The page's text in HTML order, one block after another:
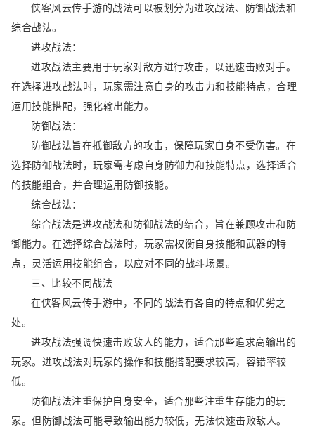
侠客风云传手游的战法可以被划分为进攻战法、防御战法和
综合战法。
进攻战法：
进攻战法主要用于玩家对敌方进行攻击，以迅速击败对手。
在选择进攻战法时，玩家需注意自身的攻击力和技能特点，合理
运用技能搭配，强化输出能力。
防御战法：
防御战法旨在抵御敌方的攻击，保障玩家自身不受伤害。在
选择防御战法时，玩家需考虑自身防御力和技能特点，选择适合
的技能组合，并合理运用防御技能。
综合战法：
综合战法是进攻战法和防御战法的结合，旨在兼顾攻击和防
御能力。在选择综合战法时，玩家需权衡自身技能和武器的特
点，灵活运用技能组合，以应对不同的战斗场景。
三、比较不同战法
在侠客风云传手游中，不同的战法有各自的特点和优劣之
处。
进攻战法强调快速击败敌人的能力，适合那些追求高输出的
玩家。进攻战法对玩家的操作和技能搭配要求较高，容错率较
低。
防御战法注重保护自身安全，适合那些注重生存能力的玩
家。但防御战法可能导致输出能力较低，无法快速击败敌人。